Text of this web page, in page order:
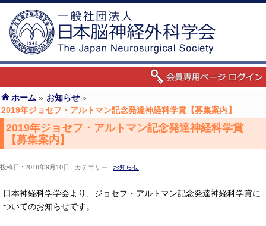
ホーム » お知らせ »
2019年ジョセフ・アルトマン記念発達神経科学賞【募集案内】
2019年ジョセフ・アルトマン記念発達神経科学賞
【募集案内】
投稿日 : 2018年9月10日 カテゴリー : お知らせ
日本神経科学学会より、ジョセフ・アルトマン記念発達神経科学賞に
ついてのお知らせです。